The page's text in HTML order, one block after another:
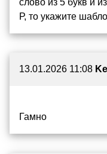
Р, то укажите
13.01.2026 11:08
Гамно